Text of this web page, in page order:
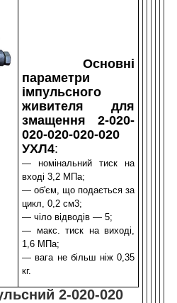
Основні
параметри
імпульсного
живителя для
змащення 2-020-
020-020-020-020
УХЛ4:
— номінальний тиск на
вході 3,2 МПа;
— об'єм, що подається за
цикл, 0,2 см3;
— чіло відводів — 5;
— макс. тиск на виході,
1,6 МПа;
— вага не більш ніж 0,35
кг.
2-020-020